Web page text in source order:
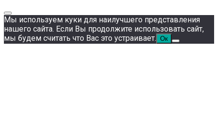
Мы используем куки для наилучшего представления
нашего сайта. Если Вы продолжите использовать сайт,
мы будем считать что Вас это устраивает. Ок